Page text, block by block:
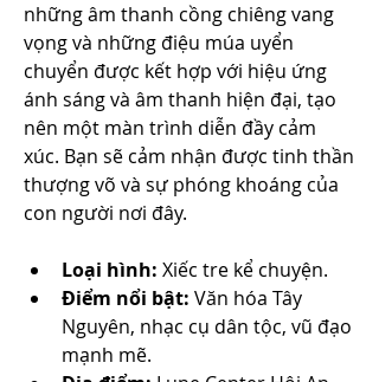
những âm thanh cồng chiêng vang
vọng và những điệu múa uyển
chuyển được kết hợp với hiệu ứng
ánh sáng và âm thanh hiện đại, tạo
nên một màn trình diễn đầy cảm
xúc. Bạn sẽ cảm nhận được tinh thần
thượng võ và sự phóng khoáng của
con người nơi đây.
Loại hình: Xiếc tre kể chuyện.
Điểm nổi bật: Văn hóa Tây
Nguyên, nhạc cụ dân tộc, vũ đạo
mạnh mẽ.